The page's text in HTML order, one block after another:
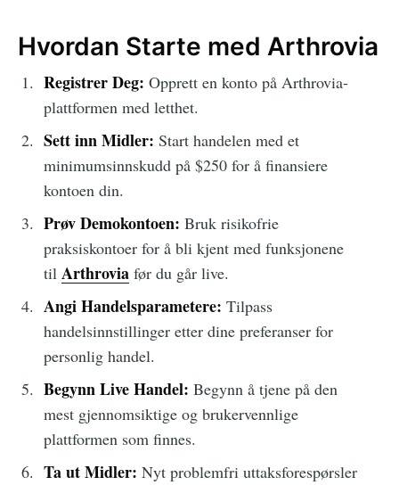
Hvordan Starte med Arthrovia
Registrer Deg: Opprett en konto på Arthrovia-
plattformen med letthet.
Sett inn Midler: Start handelen med et
minimumsinnskudd på $250 for å finansiere
kontoen din.
Prøv Demokontoen: Bruk risikofrie
praksiskontoer for å bli kjent med funksjonene
til Arthroviafør du går live.
Angi Handelsparametere: Tilpass
handelsinnstillinger etter dine preferanser for
personlig handel.
Begynn Live Handel: Begynn å tjene på den
mest gjennomsiktige og brukervennlige
plattformen som finnes.
Ta ut Midler: Nyt problemfri uttaksforespørsler